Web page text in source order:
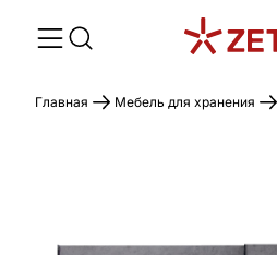
Главная Мебель для хранения